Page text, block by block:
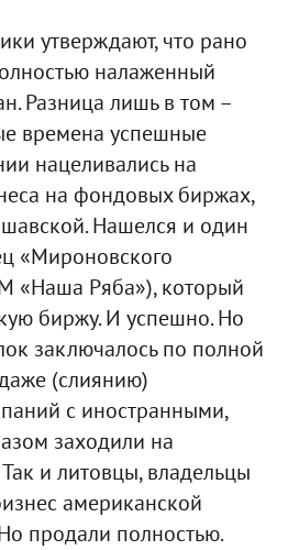
утверждают, что рано
налаженный
Разница лишь в том –
времена успешные
нацеливались на
на фондовых биржах,
Нашелся и один
«Мироновского
«Наша Ряба»), который
биржу. И успешно. Но
заключалось по полной
(слиянию)
с иностранными,
заходили на
и литовцы, владельцы
американской
продали полностью.